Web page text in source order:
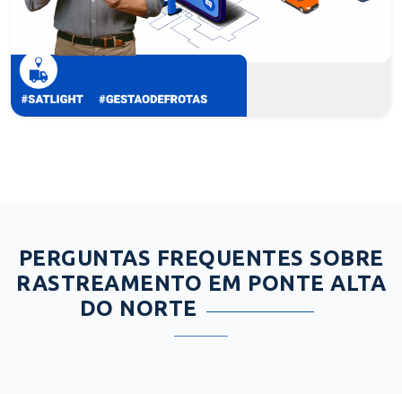
PERGUNTAS FREQUENTES SOBRE
RASTREAMENTO EM PONTE ALTA
DO NORTE